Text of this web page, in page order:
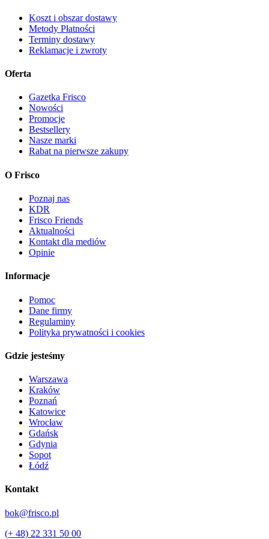
Koszt i obszar dostawy
Metody Płatności
Terminy dostawy
Reklamacje i zwroty
Oferta
Gazetka Frisco
Nowości
Promocje
Bestsellery
Nasze marki
Rabat na pierwsze zakupy
O Frisco
Poznaj nas
KDR
Frisco Friends
Aktualności
Kontakt dla mediów
Opinie
Informacje
Pomoc
Dane firmy
Regulaminy
Polityka prywatności i cookies
Gdzie jesteśmy
Warszawa
Kraków
Poznań
Katowice
Wrocław
Gdańsk
Gdynia
Sopot
Łódź
Kontakt
bok@frisco.pl
(+ 48) 22 331 50 00